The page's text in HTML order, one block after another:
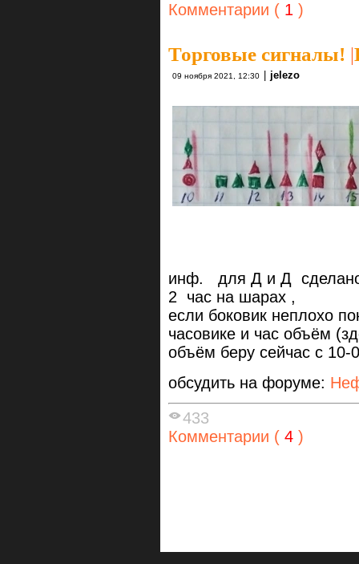
Комментарии ( 1 )
Торговые сигналы! |
09 ноября 2021, 12:30 jelezo
инф. для Д и Д
2 час на шарах ,
если боковик неплохо
часовике и час объём
объём беру сейчас с 10-
обсудить на форуме:
433
Комментарии ( 4 )